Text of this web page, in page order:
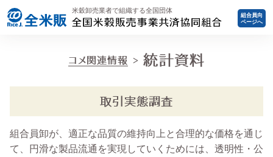
米穀卸売業者で組織する全国団体
組合員向
ページへ
コメ関連情報 統計資料
取引実態調査
組合員卸が、適正な品質の維持向上と合理的な価格を通じ
て、円滑な製品流通を実現していくためには、透明性・公